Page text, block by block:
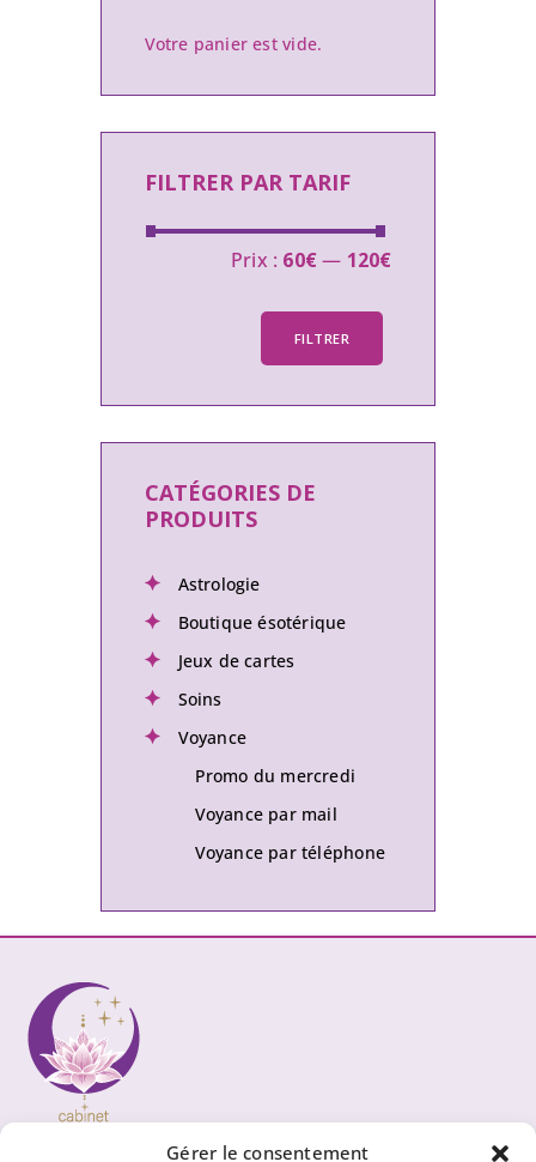
Gérer le consentement
Votre panier est vide.
FILTRER PAR TARIF
FILTRER
Prix : 60€— 120€
CATÉGORIES DE
PRODUITS
Astrologie
Boutique ésotérique
Jeux de cartes
Soins
Voyance
Promo du mercredi
Voyance par mail
Voyance par téléphone